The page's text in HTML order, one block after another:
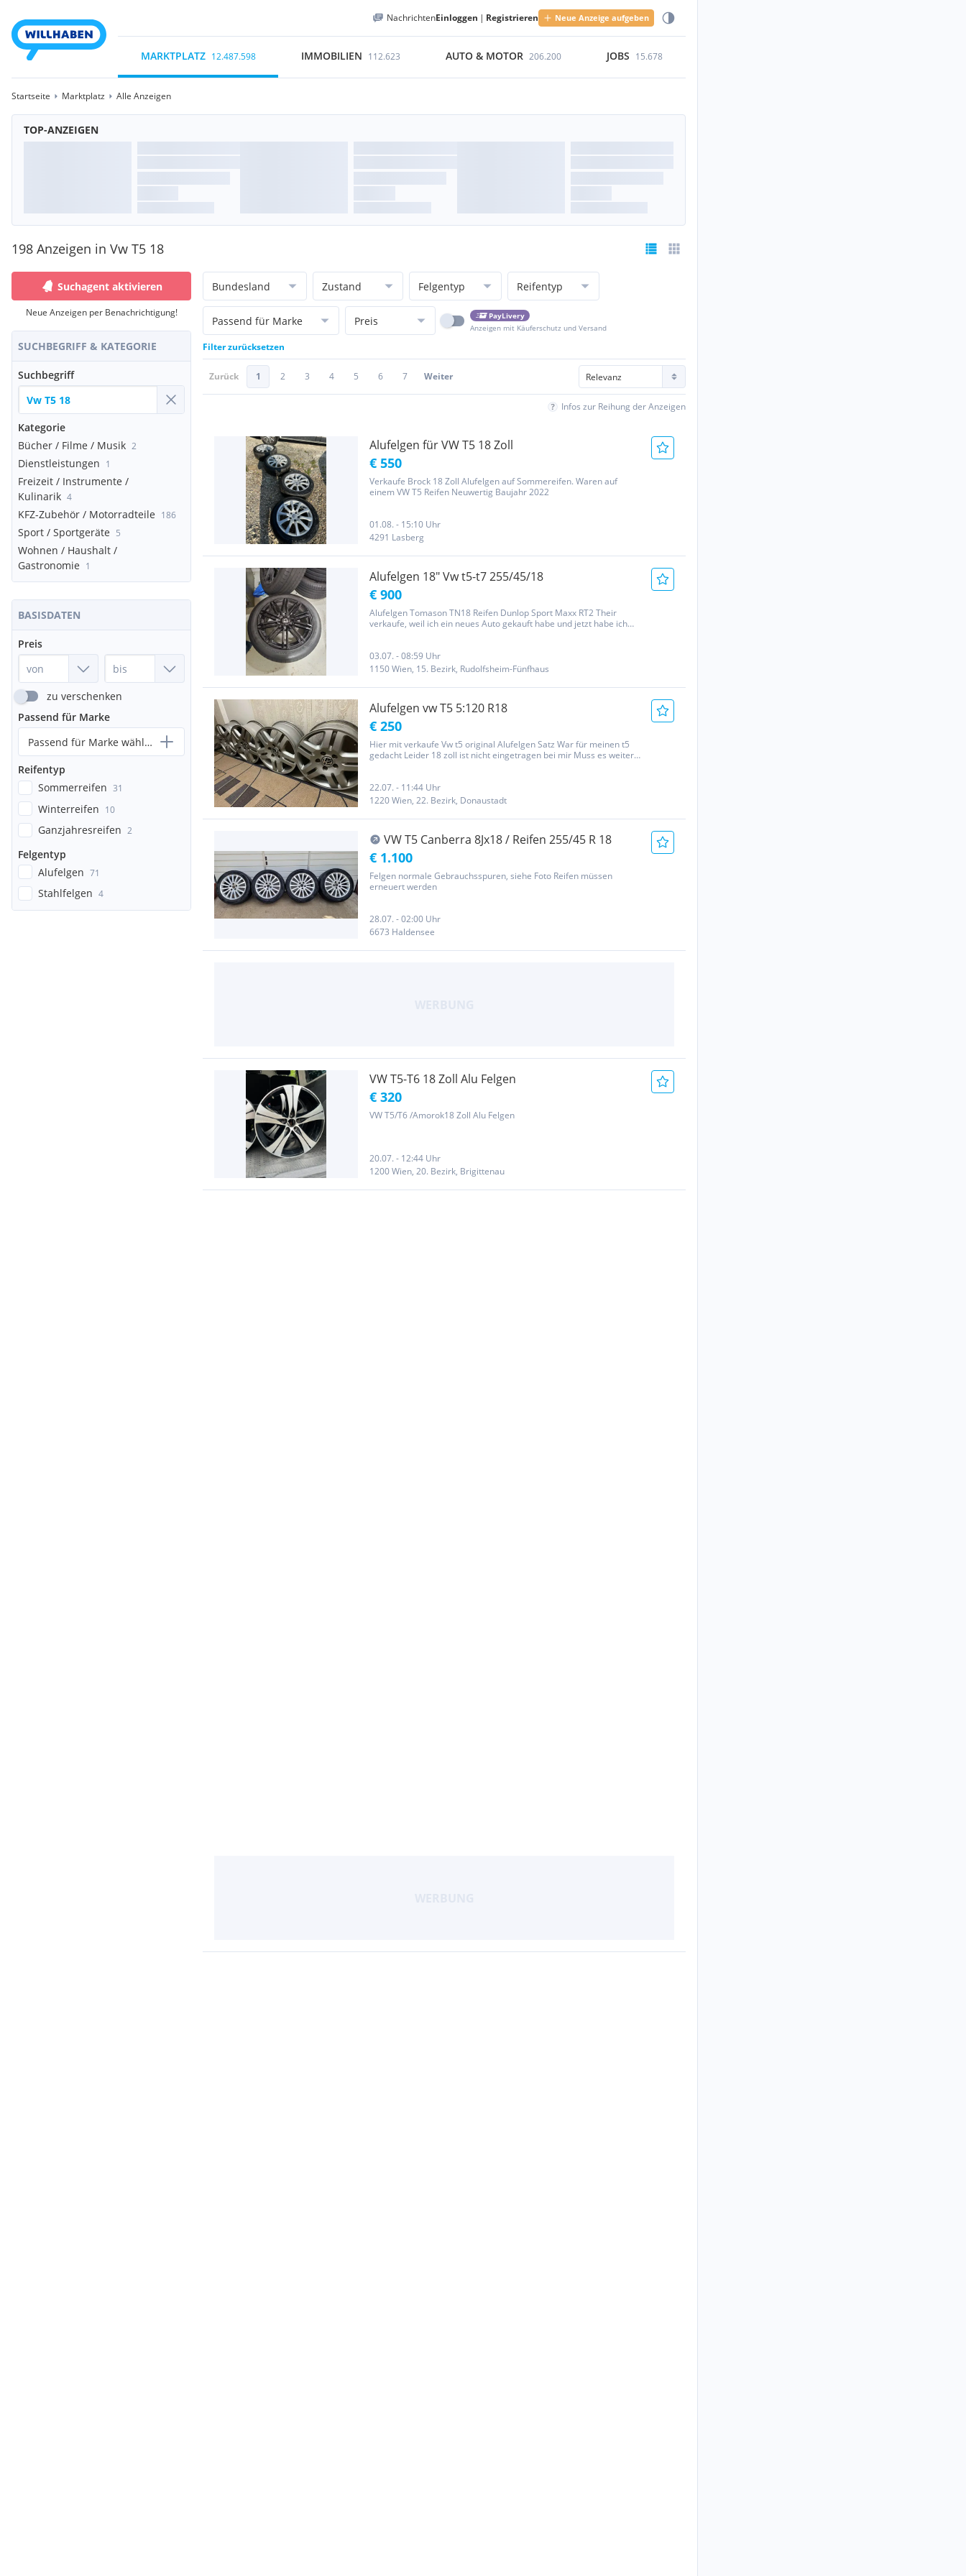
NachrichtenEinloggen | Registrieren Neue Anzeige aufgeben
MARKTPLATZ 12.487.598 IMMOBILIEN 112.623 AUTO & MOTOR 206.200 JOBS 15.678
Startseite Marktplatz Alle Anzeigen
TOP-ANZEIGEN
198 Anzeigen in Vw T5 18
Suchagent aktivieren
Neue Anzeigen per Benachrichtigung!
SUCHBEGRIFF & KATEGORIE
Suchbegriff
Kategorie
Bücher / Filme / Musik 2
Dienstleistungen 1
Freizeit / Instrumente /
Kulinarik 4
KFZ-Zubehör / Motorradteile 186
Sport / Sportgeräte 5
Wohnen / Haushalt /
Gastronomie 1
BASISDATEN
Preis
zu verschenken
Passend für Marke
Passend für Marke wählen...
Reifentyp
Sommerreifen 31
Winterreifen 10
Ganzjahresreifen 2
Felgentyp
Alufelgen 71
Stahlfelgen 4
Bundesland Zustand Felgentyp Reifentyp
Passend für Marke Preis
PayLivery
Anzeigen mit Käuferschutz und Versand
Filter zurücksetzen
Zurück 1 2 3 4 5 6 7 Weiter
Infos zur Reihung der Anzeigen
Alufelgen für VW T5 18 Zoll
€ 550
Verkaufe Brock 18 Zoll Alufelgen auf Sommereifen. Waren auf
einem VW T5 Reifen Neuwertig Baujahr 2022
01.08. - 15:10 Uhr
4291 Lasberg
Alufelgen 18" Vw t5-t7 255/45/18
€ 900
Alufelgen Tomason TN18 Reifen Dunlop Sport Maxx RT2 Their
verkaufe, weil ich ein neues Auto gekauft habe und jetzt habe ich
03.07. - 08:59 Uhr
1150 Wien, 15. Bezirk, Rudolfsheim-Fünfhaus
Alufelgen vw T5 5:120 R18
€ 250
Hier mit verkaufe Vw t5 original Alufelgen Satz War für meinen t5
gedacht Leider 18 zoll ist nicht eingetragen bei mir Muss es weiter
22.07. - 11:44 Uhr
1220 Wien, 22. Bezirk, Donaustadt
VW T5 Canberra 8Jx18 / Reifen 255/45 R 18
€ 1.100
Felgen normale Gebrauchsspuren, siehe Foto Reifen müssen
erneuert werden
28.07. - 02:00 Uhr
6673 Haldensee
VW T5-T6 18 Zoll Alu Felgen
€ 320
VW T5/T6 /Amorok18 Zoll Alu Felgen
20.07. - 12:44 Uhr
1200 Wien, 20. Bezirk, Brigittenau